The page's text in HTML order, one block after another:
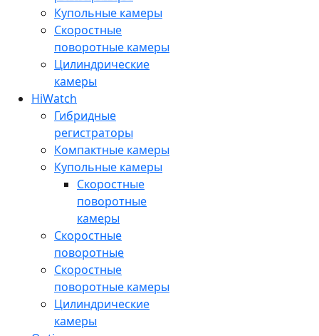
Купольные камеры
Скоростные
поворотные камеры
Цилиндрические
камеры
HiWatch
Гибридные
регистраторы
Компактные камеры
Купольные камеры
Скоростные
поворотные
камеры
Скоростные
поворотные
Скоростные
поворотные камеры
Цилиндрические
камеры